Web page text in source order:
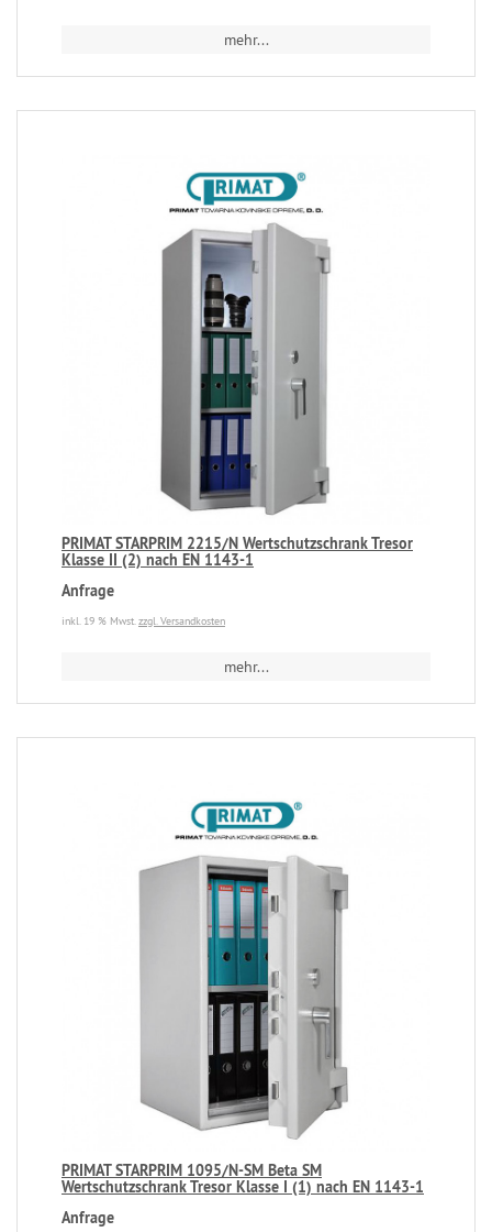
mehr...
PRIMAT STARPRIM 2215/N Wertschutzschrank Tresor
Klasse II (2) nach EN 1143-1
Anfrage
inkl. 19 % Mwst.zzgl. Versandkosten
mehr...
PRIMAT STARPRIM 1095/N-SM Beta SM
Wertschutzschrank Tresor Klasse I (1) nach EN 1143-1
Anfrage